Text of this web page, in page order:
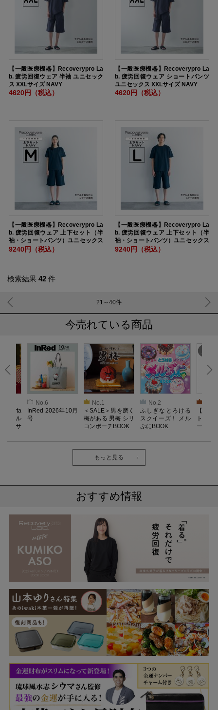
【一般医療機器】Recoverypro La
b. 疲労回復ウェア 半袖 ユニセック
ス XXLサイズ NAVY
4620円（税込）
【一般医療機器】Recoverypro La
b. 疲労回復ウェア ショートパンツ
ユニセックス XXLサイズ NAVY
4620円（税込）
【一般医療機器】Recoverypro La
b. 疲労回復ウェア 上下セット（半
袖・ショートパンツ）ユニセックス
Mサイズ NAVY
9240円（税込）
【一般医療機器】Recoverypro La
b. 疲労回復ウェア 上下セット（半
袖・ショートパンツ）ユニセックス
Lサイズ NAVY
9240円（税込）
検索結果 42 件
21～40件
今売れている商品
キル
レッサ
No.6
InRed 2026年10月
号
No.1
＜SALE＞男を磨く
梅がある 男梅 シリ
コンポーチBOOK
No.2
ふしぎなとろける
スクイーズ！ メル
ぷにBOOK
【
ト／L
ー）【
ab. 疲
もっと見る
おすすめ情報